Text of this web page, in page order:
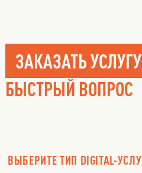
ЗАКАЗАТЬ УСЛУГУ
БЫСТРЫЙ ВОПРОС
ВЫБЕРИТЕ ТИП DIGITAL-